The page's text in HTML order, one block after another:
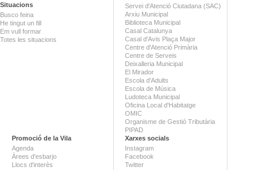
Situacions
Busco feina
He tingut un fill
Em vull formar
Totes les situacions
Servei d'Atenció Ciutadana (SAC)
Arxiu Municipal
Biblioteca Municipal
Casal Catalunya
Casal d'Avis Plaça Major
Centre d'Atenció Primària
Centre de Serveis
Deixalleria Municipal
El Mirador
Escola d'Adults
Escola de Música
Ludoteca Municipal
Oficina Local d'Habitatge
OMIC
Organisme de Gestió Tributària
PIPAD
Promoció de la Vila
Agenda
Àrees d'esbarjo
Llocs d'interès
Xarxes socials
Instagram
Facebook
Twitter